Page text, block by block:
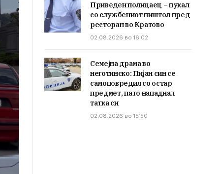
Приведен полицаец – пукал
со службениот пиштол пред
ресторан во Кратово
02.08.2026 во 16:02
Семејна драма во
неготинско: Пијан син се
самоповредил со остар
предмет, па го нападнал
татка си
02.08.2026 во 15:50